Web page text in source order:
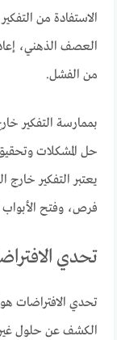
الاستفادة من
العصف الذهني،
من الفشل.
بممارسة التفكير
حل المشكلات
يعتبر التفكير خارج
فرص، وفتح الأبواب
تحدي
تحدي الافتراضات
الكشف عن حلول غير